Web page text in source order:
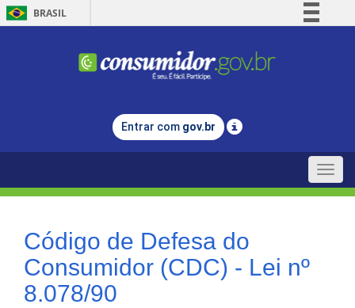
BRASIL
Comunica BR
Legislação
Entrar com gov.br
Toggle
Código de Defesa do
Consumidor (CDC) - Lei nº
8.078/90